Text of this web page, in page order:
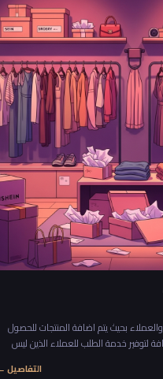
الممكنة للمستقبل والميزات الحالية
في كل منطقة. لذلك فان طريقة عمل هذا التطبيق ستكون ان
على الخارطة ويكبس زر قييم الارض من
ثم يرجع له في رسم على الخارطة في افضل
هي مميرة
بحيث يتم اضافة المنتجات للحصول
لتوفير خدمة الطلب للعملاء الذين ليس
استخدامها
التفاصيل